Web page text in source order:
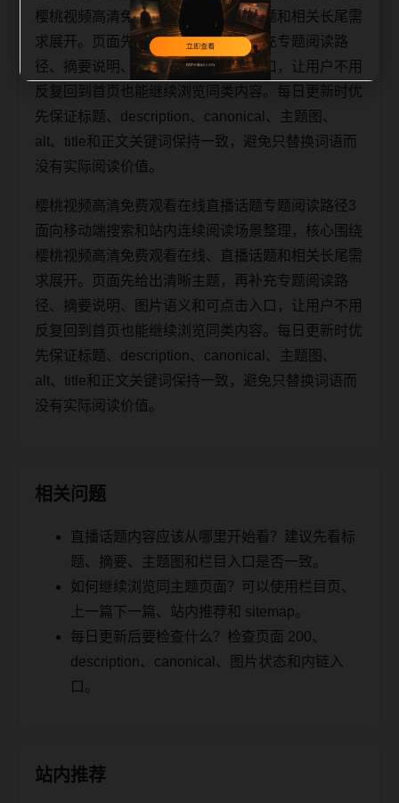
樱桃视频高清免费观看在线、直播话题和相关长尾需
求展开。页面先给出清晰主题，再补充专题阅读路
径、摘要说明、图片语义和可点击入口，让用户不用
反复回到首页也能继续浏览同类内容。每日更新时优
先保证标题、description、canonical、主题图、
alt、title和正文关键词保持一致，避免只替换词语而
没有实际阅读价值。
樱桃视频高清免费观看在线直播话题专题阅读路径3
面向移动端搜索和站内连续阅读场景整理，核心围绕
樱桃视频高清免费观看在线、直播话题和相关长尾需
求展开。页面先给出清晰主题，再补充专题阅读路
径、摘要说明、图片语义和可点击入口，让用户不用
反复回到首页也能继续浏览同类内容。每日更新时优
先保证标题、description、canonical、主题图、
alt、title和正文关键词保持一致，避免只替换词语而
没有实际阅读价值。
相关问题
直播话题内容应该从哪里开始看？建议先看标
题、摘要、主题图和栏目入口是否一致。
如何继续浏览同主题页面？可以使用栏目页、
上一篇下一篇、站内推荐和 sitemap。
每日更新后要检查什么？检查页面 200、
description、canonical、图片状态和内链入
口。
站内推荐